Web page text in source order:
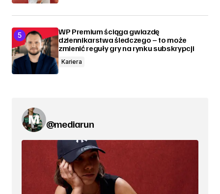
WP Premium ściąga gwiazdę
dziennikarstwa śledczego – to może
zmienić reguły gry na rynku subskrypcji
Kariera
@mediarun